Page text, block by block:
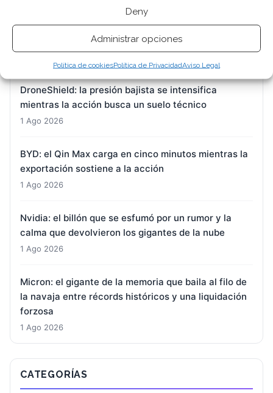
Deny
Administrar opciones
Política de cookiesPolítica de PrivacidadAviso Legal
El oro cierra julio en positivo pese al último traspié:
la división interna de la Fed marca el pulso
DroneShield: la presión bajista se intensifica
mientras la acción busca un suelo técnico
1 Ago 2026
BYD: el Qin Max carga en cinco minutos mientras la
exportación sostiene a la acción
1 Ago 2026
Nvidia: el billón que se esfumó por un rumor y la
calma que devolvieron los gigantes de la nube
1 Ago 2026
Micron: el gigante de la memoria que baila al filo de
la navaja entre récords históricos y una liquidación
forzosa
1 Ago 2026
CATEGORÍAS